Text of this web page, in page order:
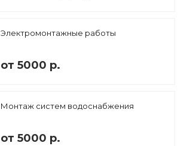
Электромонтажные работы
от 5000 р.
Монтаж систем водоснабжения
от 5000 р.